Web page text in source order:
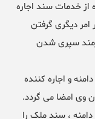
از خدمات سند اجاره
امر دیگری گرفتن
سپری شدن
و اجاره کننده
وی امضا می گردد.
دامنه ، سند ملک را